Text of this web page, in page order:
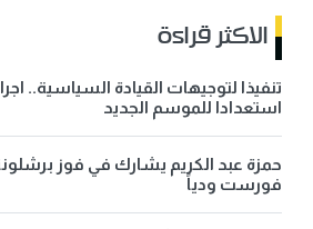
الاكثر قراءة
استعدادا للموسم الجديد
حمزة عبد الكريم يشارك في فوز
فورست ودياً